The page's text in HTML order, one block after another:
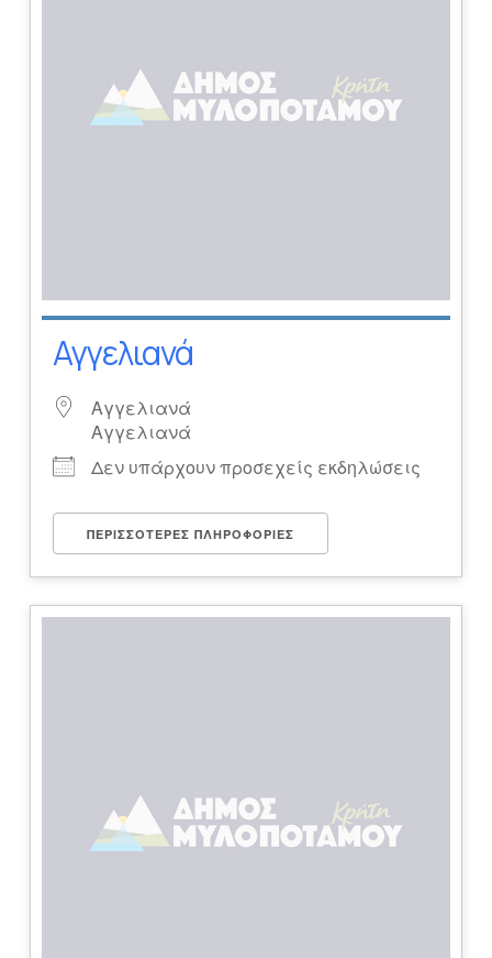
Αγγελιανά
Αγγελιανά
Αγγελιανά
Δεν υπάρχουν προσεχείς εκδηλώσεις
ΠΕΡΙΣΣΌΤΕΡΕΣ ΠΛΗΡΟΦΟΡΊΕΣ